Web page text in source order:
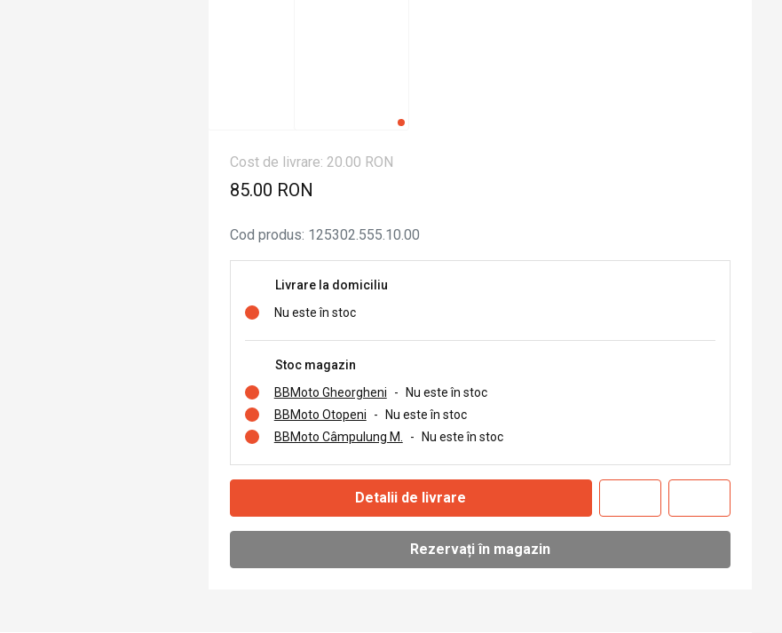
Cost de livrare: 20.00 RON
85.00 RON
Cod produs: 125302.555.10.00
Livrare la domiciliu
Nu este în stoc
Stoc magazin
BBMoto Gheorgheni
-
Nu este în stoc
BBMoto Otopeni
-
Nu este în stoc
BBMoto Câmpulung M.
- Nu este în stoc
Detalii de livrare
Rezervați în magazin